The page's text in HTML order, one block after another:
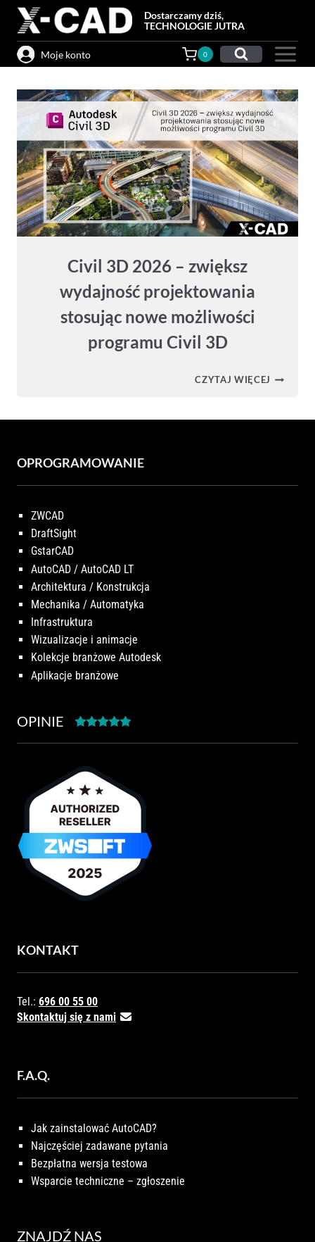
Przejdź
treści
Dostarczamy dziś,
TECHNOLOGIE JUTRA
Moje konto 0
Civil 3D 2026 – zwiększ
wydajność projektowania
stosując nowe możliwości
programu Civil 3D
CZYTAJ WIĘCEJ CIVIL
OPROGRAMOWANIE
ZWCAD
DraftSight
GstarCAD
AutoCAD / AutoCAD LT
Architektura / Konstrukcja
Mechanika / Automatyka
Infrastruktura
Wizualizacje i animacje
Kolekcje branżowe Autodesk
Aplikacje branżowe
OPINIE
KONTAKT
Tel.: 696 00 55 00
Skontaktuj się z nami
F.A.Q.
Jak zainstalować AutoCAD?
Najczęściej zadawane pytania
Bezpłatna wersja testowa
Wsparcie techniczne – zgłoszenie
ZNAJDŹ NAS